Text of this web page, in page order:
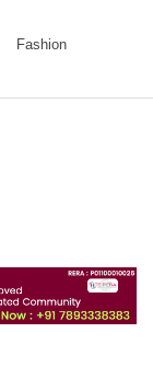
Fashion